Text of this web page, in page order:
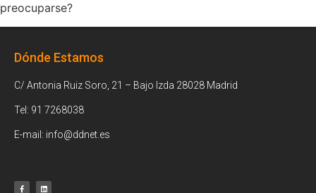
preocuparse?
Dónde Estamos
C/ Antonia Ruiz Soro, 21 – Bajo Izda 28028 Madrid
Tel: 91 7268038
E-mail: info@ddnet.es